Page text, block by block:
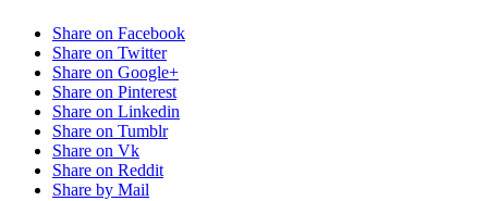
Share on Facebook
Share on Twitter
Share on Google+
Share on Pinterest
Share on Linkedin
Share on Tumblr
Share on Vk
Share on Reddit
Share by Mail